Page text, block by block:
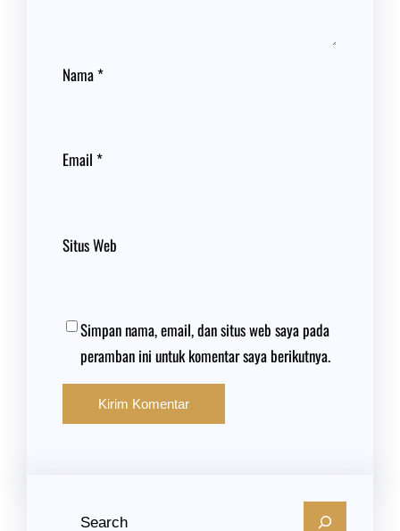
Nama *
Email *
Situs Web
Simpan nama, email, dan situs web saya pada
peramban ini untuk komentar saya berikutnya.